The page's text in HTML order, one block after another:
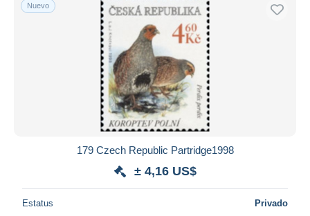
Nuevo
179 Czech Republic Partridge1998
± 4,16 US$
Estatus Privado